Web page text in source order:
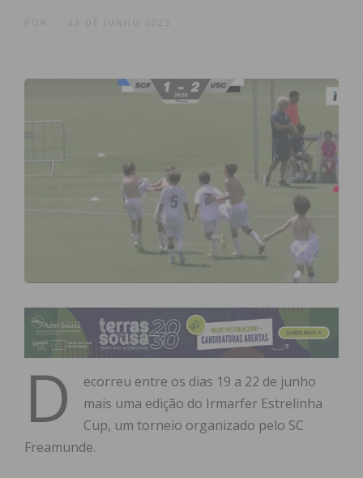
D
ecorreu entre os dias 19 a 22 de junho
mais uma edição do Irmarfer Estrelinha
Cup, um torneio organizado pelo SC
Freamunde.